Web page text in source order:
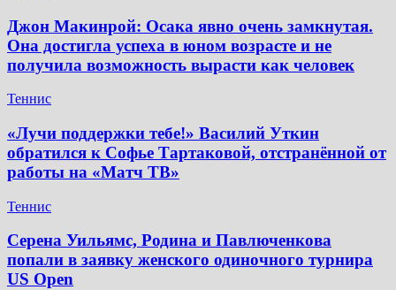
Джон Макинрой: Осака явно очень замкнутая.
Она достигла успеха в юном возрасте и не
получила возможность вырасти как человек
Теннис
«Лучи поддержки тебе!» Василий Уткин
обратился к Софье Тартаковой, отстранённой от
работы на «Матч ТВ»
Теннис
Серена Уильямс, Родина и Павлюченкова
попали в заявку женского одиночного турнира
US Open